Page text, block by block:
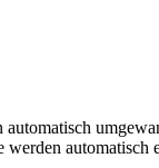
automatisch